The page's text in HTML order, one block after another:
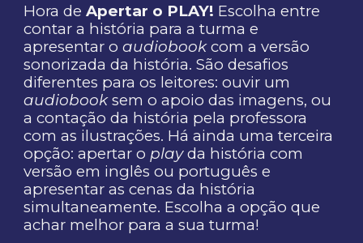
Hora deApertar o PLAY! Escolha entre
contar a história para a turma e
apresentar oaudiobookcom a versão
sonorizada da história. São desafios
diferentes para os leitores: ouvir um
audiobooksem o apoio das imagens, ou
a contação da história pela professora
com as ilustrações. Há ainda uma terceira
opção: apertar o playda história com
versão em inglês ou português e
apresentar as cenas da história
simultaneamente. Escolha a opção que
achar melhor para a sua turma!